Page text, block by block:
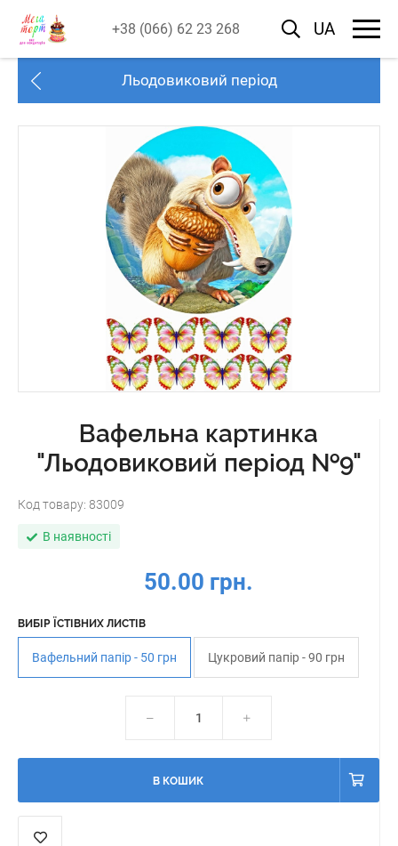
+38 (066) 62 23 268 UA
Льодовиковий період
Вафельна картинка
"Льодовиковий період №9"
Код товару: 83009
В наявності
50.00 грн.
ВИБІР ЇСТІВНИХ ЛИСТІВ
Вафельний папір - 50 грн Цукровий папір - 90 грн
В КОШИК